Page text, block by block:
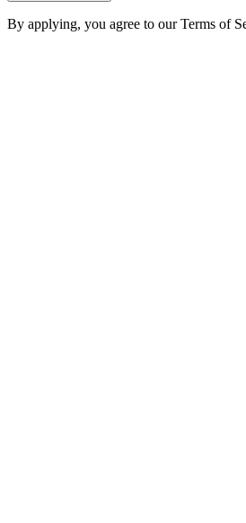
By applying, you agree to our Terms of